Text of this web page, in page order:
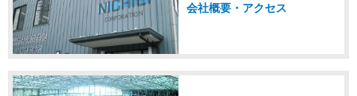
会社概要・アクセス